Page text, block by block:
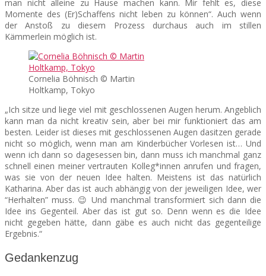
man nicht alleine zu Hause machen kann. Mir fehlt es, diese
Momente des (Er)Schaffens nicht leben zu können“. Auch wenn
der Anstoß zu diesem Prozess durchaus auch im stillen
Kämmerlein möglich ist.
Cornelia Böhnisch © Martin
Holtkamp, Tokyo
„Ich sitze und liege viel mit geschlossenen Augen herum. Angeblich
kann man da nicht kreativ sein, aber bei mir funktioniert das am
besten. Leider ist dieses mit geschlossenen Augen dasitzen gerade
nicht so möglich, wenn man am Kinderbücher Vorlesen ist… Und
wenn ich dann so dagesessen bin, dann muss ich manchmal ganz
schnell einen meiner vertrauten Kolleg*innen anrufen und fragen,
was sie von der neuen Idee halten. Meistens ist das natürlich
Katharina. Aber das ist auch abhängig von der jeweiligen Idee, wer
“Herhalten” muss. 😉 Und manchmal transformiert sich dann die
Idee ins Gegenteil. Aber das ist gut so. Denn wenn es die Idee
nicht gegeben hätte, dann gäbe es auch nicht das gegenteilige
Ergebnis.“
Gedankenzug